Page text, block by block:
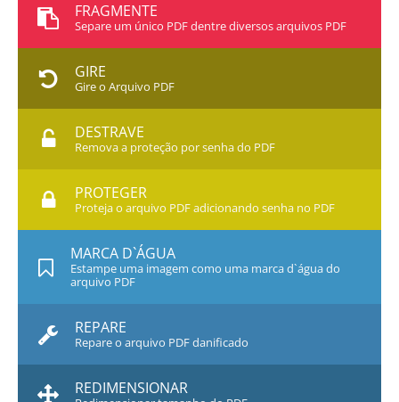
FRAGMENTE
Separe um único PDF dentre diversos arquivos PDF
GIRE
Gire o Arquivo PDF
DESTRAVE
Remova a proteção por senha do PDF
PROTEGER
Proteja o arquivo PDF adicionando senha no PDF
MARCA D`ÁGUA
Estampe uma imagem como uma marca d`água do
arquivo PDF
REPARE
Repare o arquivo PDF danificado
REDIMENSIONAR